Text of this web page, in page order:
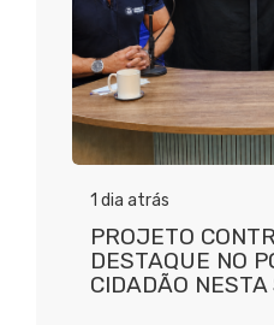
1 dia atrás
PROJETO
DESTAQUE NO
CIDADÃO